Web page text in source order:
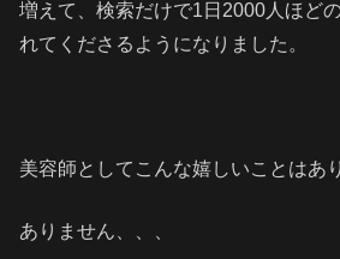
増えて、検索だけで1日2000人ほど
れてくださるようになりました。
美容師としてこんな嬉しいことはあ
ありません、、、